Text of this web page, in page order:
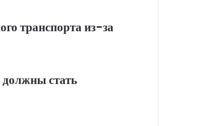
транспорта из-за
стать